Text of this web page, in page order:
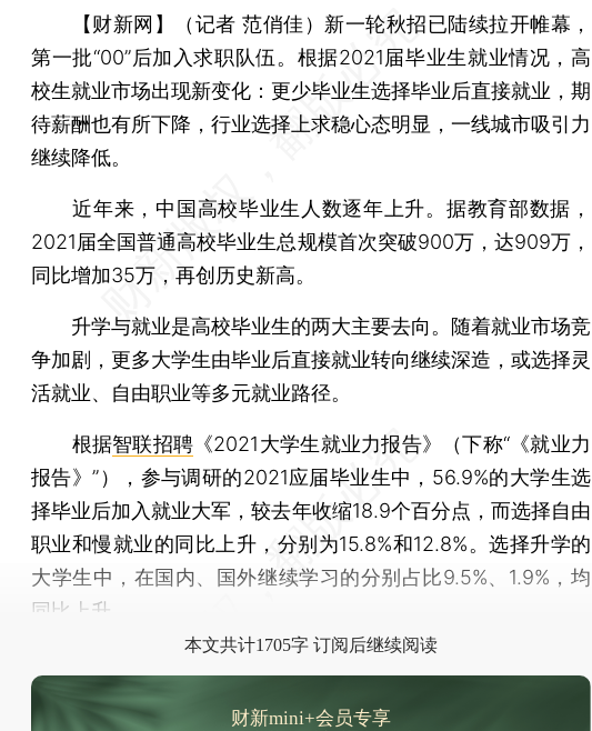
【财新网】（记者 范俏佳） 新一轮秋招已陆续拉开帷幕，
第一批“00”后加入求职队伍。根据2021届毕业生就业情况，高
校生就业市场出现新变化：更少毕业生选择毕业后直接就业，期
待薪酬也有所下降，行业选择上求稳心态明显，一线城市吸引力
继续降低。
近年来，中国高校毕业生人数逐年上升。据教育部数据，
2021届全国普通高校毕业生总规模首次突破900万，达909万，
同比增加35万，再创历史新高。
升学与就业是高校毕业生的两大主要去向。随着就业市场竞
争加剧，更多大学生由毕业后直接就业转向继续深造，或选择灵
活就业、自由职业等多元就业路径。
根据智联招聘 《2021大学生就业力报告》（下称“《就业力
报告》”），参与调研的2021应届毕业生中，56.9%的大学生选
择毕业后加入就业大军，较去年收缩18.9个百分点，而选择自由
职业和慢就业的同比上升，分别为15.8%和12.8%。选择升学的
大学生中，在国内、国外继续学习的分别占比9.5%、1.9%，均
同比上升。
本文共计1705字 订阅后继续阅读
财新mini+会员专享